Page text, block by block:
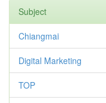
Subject
Chiangmai
Digital Marketing
TOP